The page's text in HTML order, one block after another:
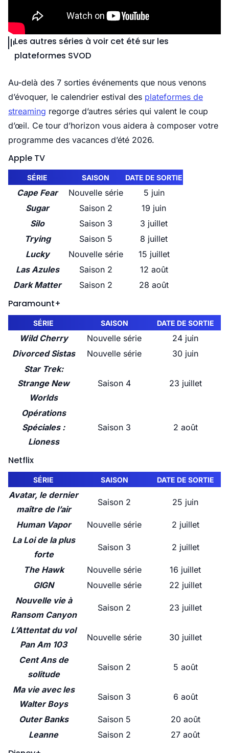
Les autres séries à voir cet été sur les
plateformes SVOD
Au-delà des 7 sorties événements que nous venons
d’évoquer, le calendrier estival des plateformes de
streaming regorge d’autres séries qui valent le coup
d’œil. Ce tour d’horizon vous aidera à composer votre
programme des vacances d’été 2026.
Apple TV
SÉRIE SAISON DATE DE SORTIE
Cape Fear Nouvelle série
5 juin
Sugar
Saison 2
19 juin
Silo
Saison 3
3 juillet
Trying
Saison 5
8 juillet
Lucky
Nouvelle série
15 juillet
Las Azules
Saison 2
12 août
Dark Matter
Saison 2 28 août
Paramount+
SÉRIE SAISON DATE DE SORTIE
Wild Cherry Nouvelle série
24 juin
Divorced Sistas
Nouvelle série
30 juin
Star Trek:
Strange New
Worlds
Saison 4 23 juillet
Opérations
Spéciales :
Lioness
Saison 3 2 août
Netflix
SÉRIE SAISON DATE DE SORTIE
Avatar, le dernier
maître de l’air
Saison 2 25 juin
Human Vapor Nouvelle série
2 juillet
La Loi de la plus
forte
Saison 3 2 juillet
The Hawk Nouvelle série
16 juillet
GIGN
Nouvelle série
22 juillet
Nouvelle vie à
Ransom Canyon
Saison 2 23 juillet
L’Attentat du vol
Pan Am 103
Nouvelle série 30 juillet
Cent Ans de
solitude
Saison 2 5 août
Ma vie avec les
Walter Boys
Saison 3 6 août
Outer Banks Saison 5
20 août
Leanne
Saison 2 27 août